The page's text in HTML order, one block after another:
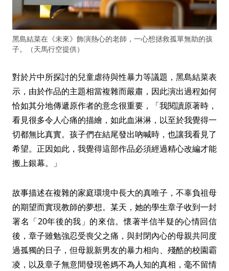
黑島結菜在《未來》飾演熱心的老師，一心想拯救孤單無助的孩
子。（天馬行空提供）
對於片中所探討的兒童虐待與性暴力等議題，黑島結菜表
示，由於作品的主題相當複雜而嚴肅，因此演出過程如何
恰如其分地傳遞原作者的意念很重要，「我閱讀原著時，
看見很多令人心痛的描繪，如此血淋淋，以至於我覺得一
切都無比真實。孩子們在結尾發出吶喊時，也讓我看見了
希望。正因如此，我覺得這部作品必須經過精心改編才能
搬上銀幕。」
故事描述在複雜的家庭環境中長大的真唯子，不辜負祖母
的期望而實現教師的夢想。某天，她的學生章子收到一封
署名「20年後的我」的來信。懷著半信半疑的心情回信
後，章子雖勉強忍受喪父之痛，與封閉內心的母親共同度
過孤獨的日子，但母親新男友的暴力相向、殘酷的校園霸
凌，以及章子無意間發現爸媽不為人知的真相，毫不留情